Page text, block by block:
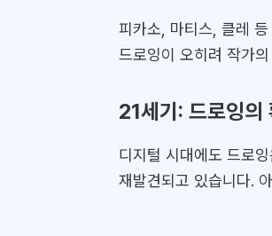
피카소, 마티스, 클레
드로잉이 오히려 작가의
21세기: 드로잉의
디지털 시대에도 드로
재발견되고 있습니다.